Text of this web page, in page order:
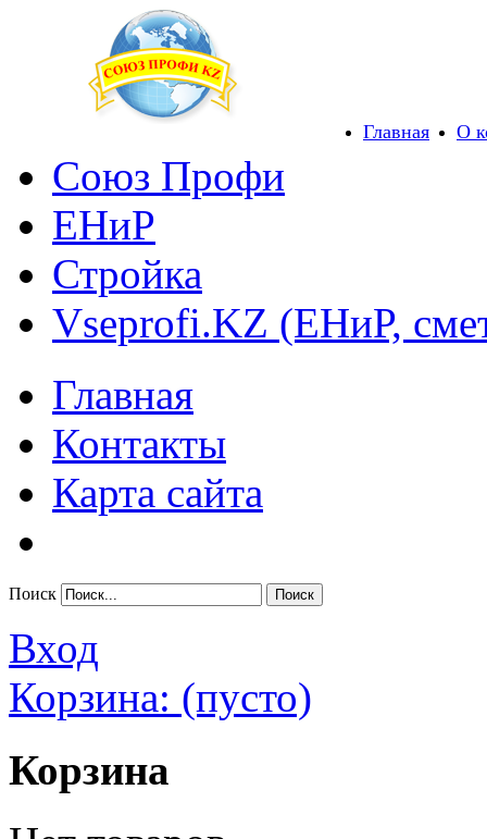
Главная О
Союз Профи
ЕНиР
Стройка
Vseprofi.KZ (ЕНиР,
Главная
Контакты
Карта сайта
Поиск
Вход
Корзина: (пусто)
Корзина